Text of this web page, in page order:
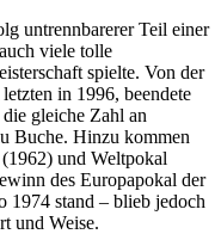
untrennbarerer Teil einer
viele tolle
spielte. Von der
in 1996, beendete
gleiche Zahl an
Buche. Hinzu kommen
und Weltpokal
des Europapokal der
1974 stand – blieb jedoch
und Weise.